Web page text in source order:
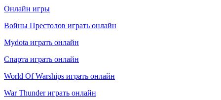
Онлайн игры
Войны Престолов играть онлайн
Mydota играть онлайн
Спарта играть онлайн
World Of Warships играть онлайн
War Thunder играть онлайн